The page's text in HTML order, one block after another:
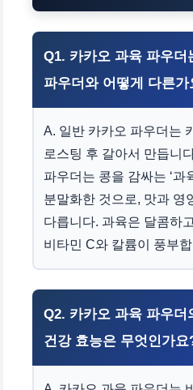
Q1. 카카오 과육 파우더
파우더와 어떻게 다른가
A. 일반 카카오 파우더는
로스팅 후 갈아서 만듭니
파우더는 콩을 감싸는 ‘과
분말화한 것으로, 맛과 영
다릅니다. 과육은 달콤하
비타민 C와 칼륨이 풍부
Q2. 카카오 과육 파우더
건강 효능은 무엇인가요